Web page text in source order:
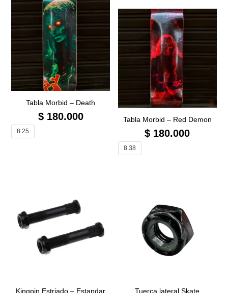
Tabla Morbid – Death
$180.000
8.25
Tabla Morbid – Red Demon
$ 180.000
8.38
Kingpin Estriado – Estandar Tuerca lateral Skate